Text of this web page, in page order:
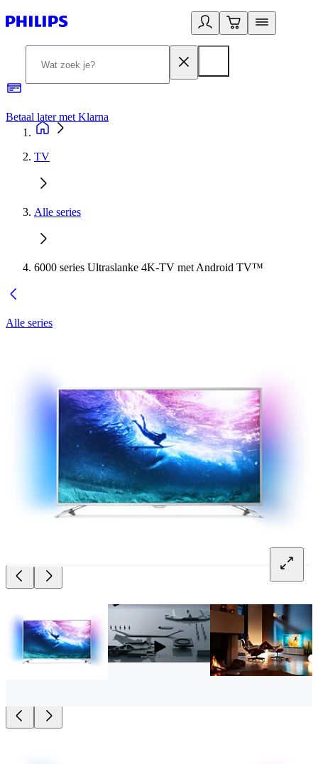
Betaal later met Klarna
TV
Alle series
6000 series Ultraslanke 4K-TV met Android TV™
Alle series